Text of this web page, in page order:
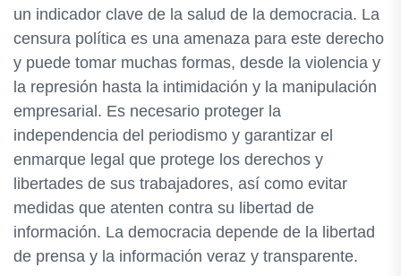
un indicador clave de la salud de la democracia. La
censura política es una amenaza para este derecho
y puede tomar muchas formas, desde la violencia y
la represión hasta la intimidación y la manipulación
empresarial. Es necesario proteger la
independencia del periodismo y garantizar el
enmarque legal que protege los derechos y
libertades de sus trabajadores, así como evitar
medidas que atenten contra su libertad de
información. La democracia depende de la libertad
de prensa y la información veraz y transparente.